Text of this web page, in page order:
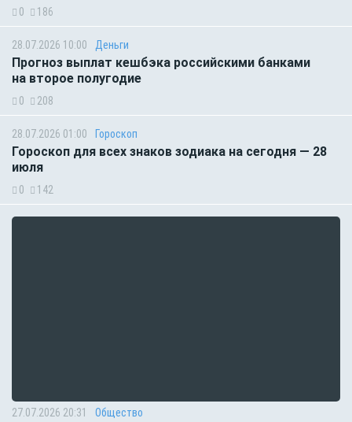
0 186
28.07.2026 10:00 Деньги
Прогноз выплат кешбэка российскими банками
на второе полугодие
0 208
28.07.2026 01:00 Гороскоп
Гороскоп для всех знаков зодиака на сегодня — 28
июля
0 142
27.07.2026 20:31 Общество